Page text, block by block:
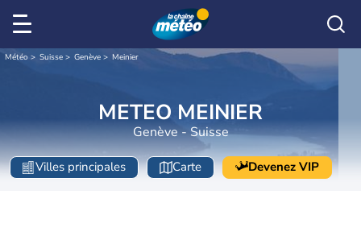
Météo Suisse Genève Meinier
METEO MEINIER
Genève - Suisse
Villes principales Carte Devenez VIP